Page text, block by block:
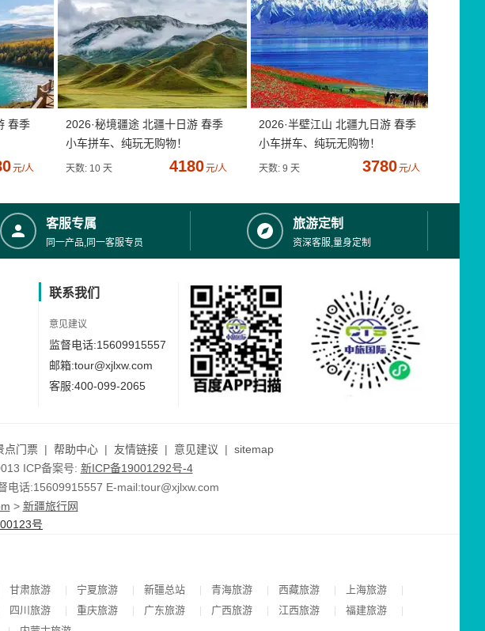
春季
元/人
2026·秘境疆途 北疆十日游 春季
小车拼车、纯玩无购物！
天数: 10 天 4180元/人
2026·半壁江山 北疆九日游 春季
小车拼车、纯玩无购物！
天数: 9 天 3780元/人
客服专属
同一产品,同一客服专员
旅游定制
资深客服,量身定制
联系我们
意见建议
监督电话:15609915557
邮箱:tour@xjlxw.com
客服:400-099-2065
点门票 | 帮助中心 | 友情链接 | 意见建议 | sitemap
ICP备案号: 新ICP备19001292号-4
电话:15609915557 E-mail:tour@xjlxw.com
> 新疆旅行网
号
甘肃旅游 | 宁夏旅游 | 新疆总站 | 青海旅游 | 西藏旅游 | 上海旅游 |
四川旅游 | 重庆旅游 | 广东旅游 | 广西旅游 | 江西旅游 | 福建旅游 |